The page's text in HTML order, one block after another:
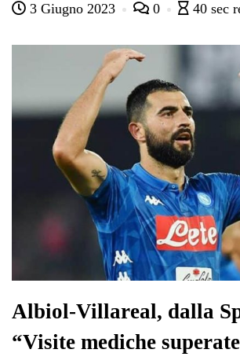
bo
ok
tte
r
ts
A
pp
gr
a
m
ed
In
di
vi
di
3 Giugno 2023 0 40 sec
Albiol-Villareal, dalla
“Visite mediche